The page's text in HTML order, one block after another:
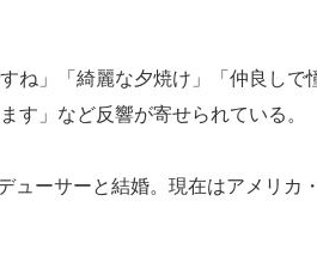
ね」「綺麗な夕焼け」「仲良しで
す」など反響が寄せられている。
ューサーと結婚。現在はアメリカ